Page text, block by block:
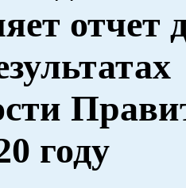
отчет
году